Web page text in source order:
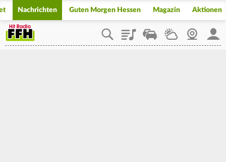
Nachrichten Guten Morgen Hessen Magazin Aktionen
PlaylistStaupilotWetterWebcam